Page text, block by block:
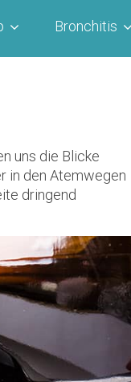
Bronchitis
uns die Blicke
in den Atemwegen
dringend